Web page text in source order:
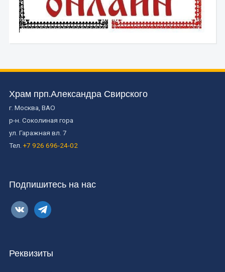
Храм прп.Александра Свирского
г. Москва, ВАО
р-н. Соколиная гора
ул. Гаражная вл. 7
Тел. +7 926 696-24-02
Подпишитесь на нас
vkontaktetelegram
Реквизиты